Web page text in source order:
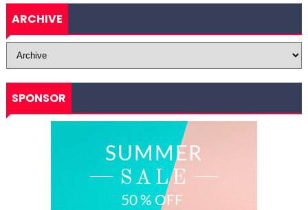
ARCHIVE
SPONSOR